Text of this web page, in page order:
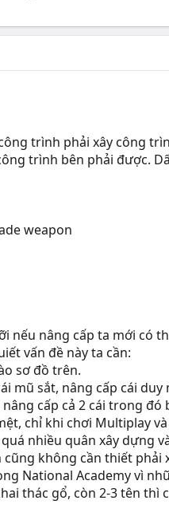
trình phải xây công
trình bên phải được.
weapon
nếu nâng cấp ta mới có
vấn đề này ta cần:
sơ đồ trên.
mũ sắt, nâng cấp cái
cấp cả 2 cái trong đó
chỉ khi chơi Multiplay
nhiều quân xây dựng
không cần thiết
National Academy vì
thác gổ, còn 2-3 tên thì